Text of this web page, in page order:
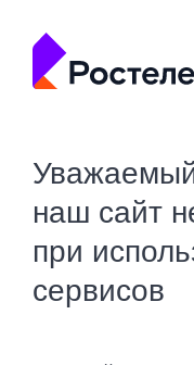
наш сайт
при
сервисов